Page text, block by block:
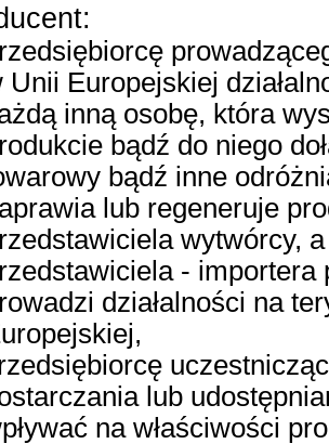
Unii Europejskiej
inną osobę, która
bądź do niego
bądź inne
lub regeneruje
wytwórcy,
- importera
działalności na
lub
na właściwości